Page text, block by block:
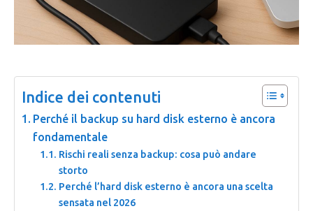
Indice dei contenuti
Perché il backup su hard disk esterno è ancora
fondamentale
Rischi reali senza backup: cosa può andare
storto
Perché l’hard disk esterno è ancora una scelta
sensata nel 2026